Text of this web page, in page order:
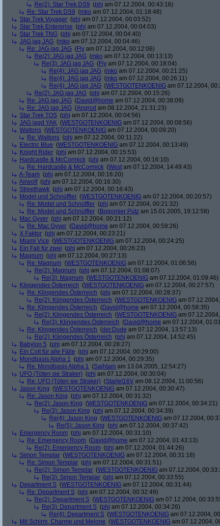
Re(2): Star Trek DS9 (phj am 07.12.2004, 00:43:16)
Re: Star Trek DS9 (mko am 07.12.2004, 01:18:48)
Star Trek Voyager (phj am 07.12.2004, 00:03:52)
Star Trek Enterprise (phj am 07.12.2004, 00:04:03)
Star Trek TNG (phj am 07.12.2004, 00:04:40)
JAG jag JAG (mko am 07.12.2004, 00:04:46)
Re: JAG jag JAG (Fly am 07.12.2004, 00:12:06)
Re(2): JAG jag JAG (mko am 07.12.2004, 00:13:13)
Re(3): JAG jag JAG (Fly am 07.12.2004, 00:18:04)
Re(4): JAG jag JAG (mko am 07.12.2004, 00:21:25)
Re(4): JAG jag JAG (mko am 07.12.2004, 00:26:11)
Re(4): JAG jag JAG (WESTGOTENKOENIG am 07.12.2004,
Re(2): JAG jag JAG (phj am 07.12.2004, 00:15:26)
Re: JAG jag JAG (David@home am 07.12.2004, 00:38:09)
Re: JAG jag JAG (Angrod am 08.12.2004, 21:31:23)
Star Trek TOS (phj am 07.12.2004, 00:04:56)
JAG jagd YAK (WESTGOTENKOENIG am 07.12.2004, 00:08:56)
Waltons (WESTGOTENKOENIG am 07.12.2004, 00:09:20)
Re: Waltons (phj am 07.12.2004, 00:11:22)
Electric Blue (WESTGOTENKOENIG am 07.12.2004, 00:13:49)
Knight Rider (phj am 07.12.2004, 00:15:53)
Hardcastle & McCormick (phj am 07.12.2004, 00:16:10)
Re: Hardcastle & McCormick (West am 07.12.2004, 14:49:43)
A-Team (phj am 07.12.2004, 00:16:20)
Airwolf(phj am 07.12.2004, 00:16:30)
Streethawk (phj am 07.12.2004, 00:16:43)
Model und Schnüffler (WESTGOTENKOENIG am 07.12.2004, 00:20:57)
Re: Model und Schnüffler (phj am 07.12.2004, 00:21:32)
Re: Model und Schnüffler (Bogomier Pütz am 15.01.2005, 19:12:58)
Mac Gyver (phj am 07.12.2004, 00:21:12)
Re: Mac Gyver (David@home am 07.12.2004, 00:59:26)
X Faktor (phj am 07.12.2004, 00:23:21)
Miami Vice (WESTGOTENKOENIG am 07.12.2004, 00:24:25)
Ein Fall für zwei (phj am 07.12.2004, 00:26:23)
Magnum (phj am 07.12.2004, 00:27:13)
Re: Magnum (WESTGOTENKOENIG am 07.12.2004, 01:06:56)
Re(2): Magnum (phj am 07.12.2004, 01:08:07)
Re(3): Magnum (WESTGOTENKOENIG am 07.12.2004, 01:09:46)
Klingendes Österreich (WESTGOTENKOENIG am 07.12.2004, 00:27:57)
Re: Klingendes Österreich (phj am 07.12.2004, 00:28:37)
Re(2): Klingendes Österreich (WESTGOTENKOENIG am
Re: Klingendes Österreich (David@home am 07.12.2004, 00:58:35)
Re(2): Klingendes Österreich (WESTGOTENKOENIG am
Re(3): Klingendes Österreich (David@home am 07.12.2004,
Re: Klingendes Österreich (der.Dude am 07.12.2004, 13:57:13)
Re(2): Klingendes Österreich (phj am 07.12.2004, 14:52:45)
Babylon 5 (phj am 07.12.2004, 00:28:27)
Ein Colt für alle Fälle (phj am 07.12.2004, 00:29:00)
Mondbasis Alpha 1 (phj am 07.12.2004, 00:29:35)
Re: Mondbasis Alpha 1 (Sajhtam am 13.04.2005, 12:54:27)
UFO (Töten sie Straker) (phj am 07.12.2004, 00:30:04)
Re: UFO (Töten sie Straker) (Starlet16V am 08.12.2004, 11:00:56)
Jason King (WESTGOTENKOENIG am 07.12.2004, 00:30:47)
Re: Jason King (phj am 07.12.2004, 00:31:32)
Re(2): Jason King (WESTGOTENKOENIG am 07.12.2004, 00:34:21)
Re(3): Jason King (phj am 07.12.2004, 00:34:39)
Re(4): Jason King (WESTGOTENKOENIG am 07.12.2004,
Re(5): Jason King (phj am 07.12.2004, 00:37:42)
Emergency Room (phj am 07.12.2004, 00:31:10)
Re: Emergency Room (David@home am 07.12.2004, 01:43:13)
Re(2): Emergency Room (phj am 07.12.2004, 01:44:26)
Simon Templar (WESTGOTENKOENIG am 07.12.2004, 00:31:18)
Re: Simon Templar (phj am 07.12.2004, 00:31:51)
Re(2): Simon Templar (WESTGOTENKOENIG am 07.12.2004,
Re(3): Simon Templar (phj am 07.12.2004, 00:33:55)
Department S (WESTGOTENKOENIG am 07.12.2004, 00:31:44)
Re: Department S (phj am 07.12.2004, 00:32:49)
Re(2): Department S (WESTGOTENKOENIG am 07.12.2004,
Re(3): Department S (phj am 07.12.2004, 00:34:26)
Re(4): Department S (WESTGOTENKOENIG am 07.12.2004,
Mit Schirm, Charme und Melone (WESTGOTENKOENIG am 07.12.2004,